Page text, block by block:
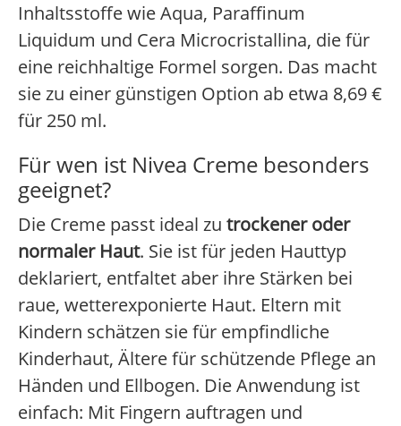
Inhaltsstoffe wie Aqua, Paraffinum
Liquidum und Cera Microcristallina, die für
eine reichhaltige Formel sorgen. Das macht
sie zu einer günstigen Option ab etwa 8,69 €
für 250 ml.
Für wen ist Nivea Creme besonders
geeignet?
Die Creme passt ideal zu trockener oder
normaler Haut. Sie ist für jeden Hauttyp
deklariert, entfaltet aber ihre Stärken bei
raue, wetterexponierte Haut. Eltern mit
Kindern schätzen sie für empfindliche
Kinderhaut, Ältere für schützende Pflege an
Händen und Ellbogen. Die Anwendung ist
einfach: Mit Fingern auftragen und